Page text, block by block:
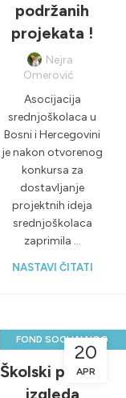
podržanih
projekata !
Nejra
Omerović
Asocijacija
srednjoškolaca u
Bosni i Hercegovini
je nakon otvorenog
konkursa za
dostavljanje
projektnih ideja
srednjoškolaca
zaprimila ...
NASTAVI ČITATI
20
APR
FOND SOCIJALNOG
DANA
,NOVOSTI & PROJEKTI
Školski park ti
izgleda